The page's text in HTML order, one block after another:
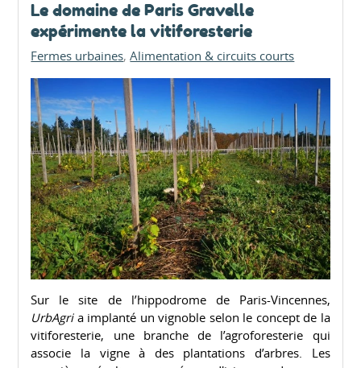
Le domaine de Paris Gravelle
expérimente la vitiforesterie
Fermes urbaines Alimentation & circuits courts
Sur le site de l’hippodrome de Paris-Vincennes,
UrbAgria implanté un vignoble selon le concept de la
vitiforesterie, une branche de l’agroforesterie qui
associe la vigne à des plantations d’arbres. Les